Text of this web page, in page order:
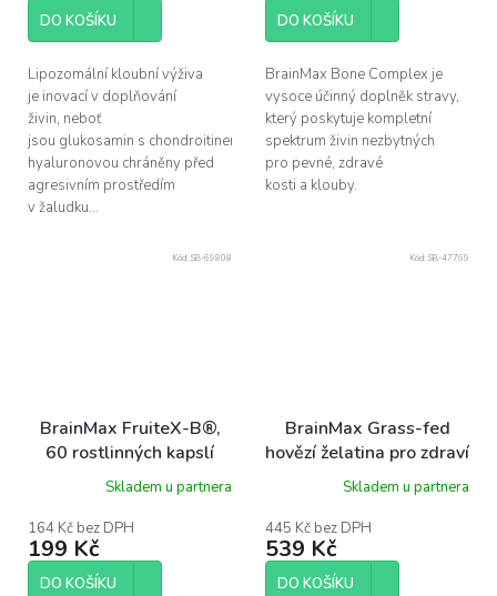
DO KOŠÍKU
Lipozomální kloubní výživa
je inovací v doplňování
živin, neboť
jsou glukosamin s chondroitinem a kyselinou
hyaluronovou chráněny před
agresivním prostředím
v žaludku...
DO KOŠÍKU
BrainMax Bone Complex je
vysoce účinný doplněk stravy,
který poskytuje kompletní
spektrum živin nezbytných
pro pevné, zdravé
kosti a klouby.
BrainMax FruiteX-B®,
60 rostlinných kapslí
Skladem u partnera
164 Kč bez DPH
199 Kč
DO KOŠÍKU
Kód: SB-69808
BrainMax Grass-fed
hovězí želatina pro zdraví
kloubů a pokožky, 500 g
Skladem u partnera
445 Kč bez DPH
539 Kč
DO KOŠÍKU
Kód: SB-47769